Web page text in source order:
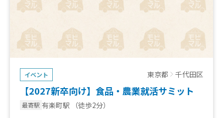
イベント 東京都 千代田区
【2027新卒向け】食品・農業就活サミット
最寄駅 有楽町駅
（徒歩2分）